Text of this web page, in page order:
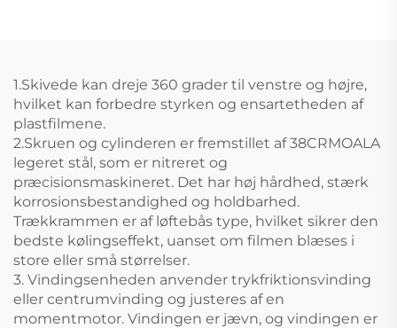
1.Skivede kan dreje 360 grader til venstre og højre,
hvilket kan forbedre styrken og ensartetheden af
plastfilmene.
2.Skruen og cylinderen er fremstillet af 38CRMOALA
legeret stål, som er nitreret og
præcisionsmaskineret. Det har høj hårdhed, stærk
korrosionsbestandighed og holdbarhed.
Trækkrammen er af løftebås type, hvilket sikrer den
bedste kølingseffekt, uanset om filmen blæses i
store eller små størrelser.
3. Vindingsenheden anvender trykfriktionsvinding
eller centrumvinding og justeres af en
momentmotor. Vindingen er jævn, og vindingen er